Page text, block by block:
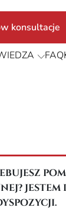
konsultacje
FAQ
Jestem